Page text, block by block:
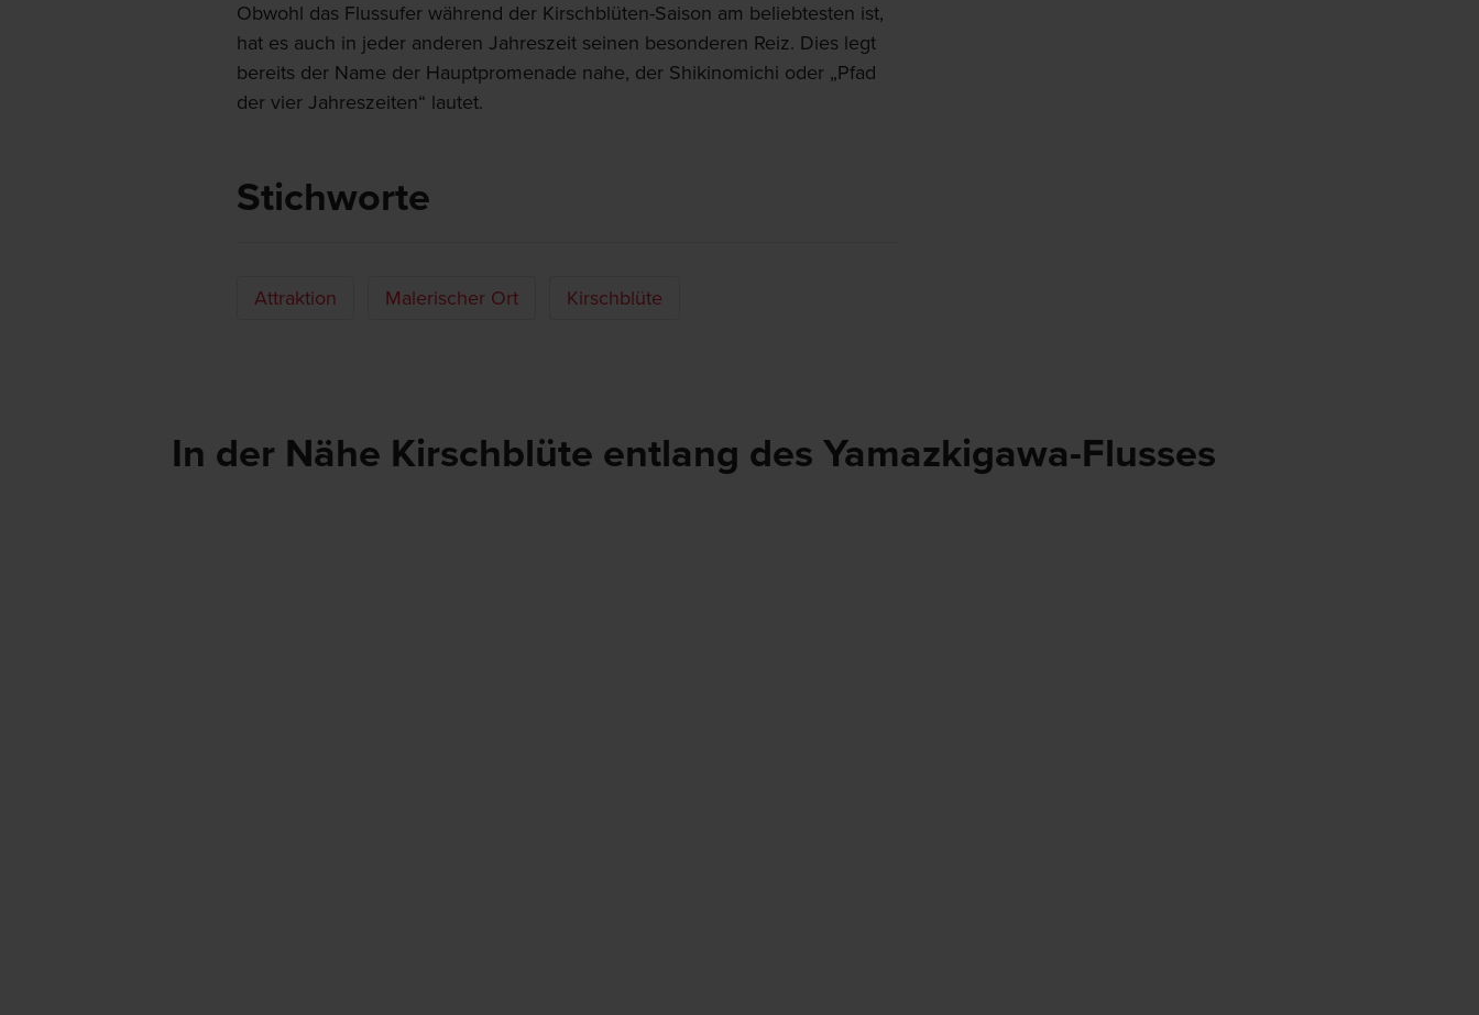
Obwohl das Flussufer während der Kirschblüten-Saison am beliebtesten ist,
hat es auch in jeder anderen Jahreszeit seinen besonderen Reiz. Dies legt
bereits der Name der Hauptpromenade nahe, der Shikinomichi oder „Pfad
der vier Jahreszeiten“ lautet.
Stichworte
Attraktion Malerischer Ort Kirschblüte
In der Nähe Kirschblüte entlang des Yamazkigawa-Flusses